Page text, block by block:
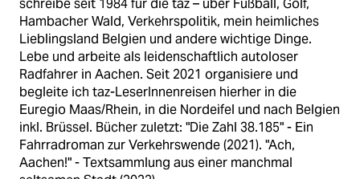
schreibe seit 1984 für die taz – über Fußball, Golf,
Hambacher Wald, Verkehrspolitik, mein heimliches
Lieblingsland Belgien und andere wichtige Dinge.
Lebe und arbeite als leidenschaftlich autoloser
Radfahrer in Aachen. Seit 2021 organisiere und
begleite ich taz-LeserInnenreisen hierher in die
Euregio Maas/Rhein, in die Nordeifel und nach Belgien
inkl. Brüssel. Bücher zuletzt: "Die Zahl 38.185" - Ein
Fahrradroman zur Verkehrswende (2021). "Ach,
Aachen!" - Textsammlung aus einer manchmal